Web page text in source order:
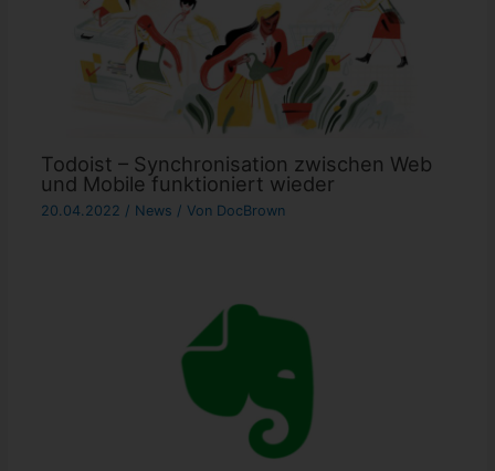
Todoist – Synchronisation zwischen Web
und Mobile funktioniert wieder
20.04.2022 / News / Von DocBrown